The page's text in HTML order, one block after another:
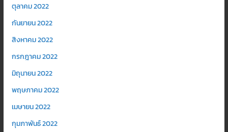
ตุลาคม 2022
กันยายน 2022
สิงหาคม 2022
กรกฎาคม 2022
มิถุนายน 2022
พฤษภาคม 2022
เมษายน 2022
กุมภาพันธ์ 2022